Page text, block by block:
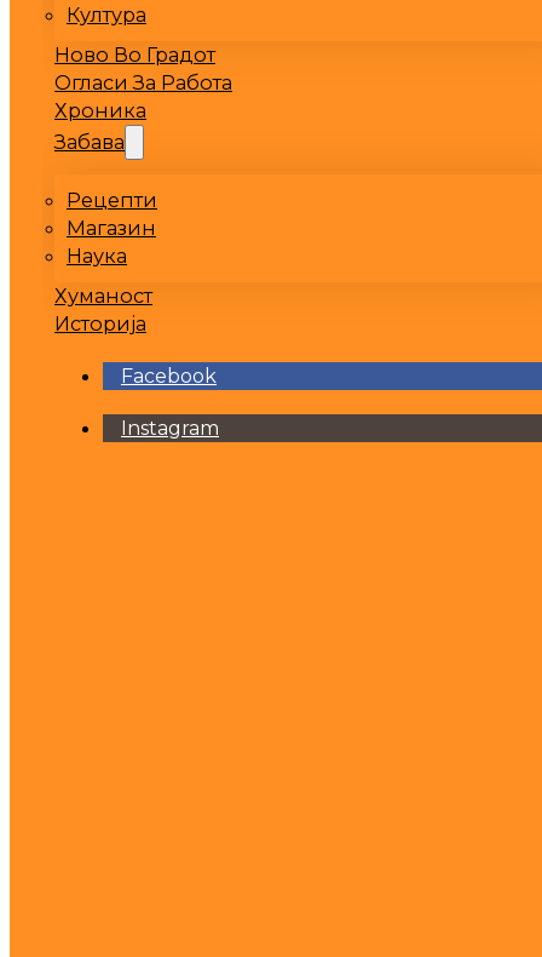
Култура
Ново Во Градот
Огласи За Работа
Хроника
Забава
Рецепти
Магазин
Наука
Хуманост
Историја
Facebook
Instagram